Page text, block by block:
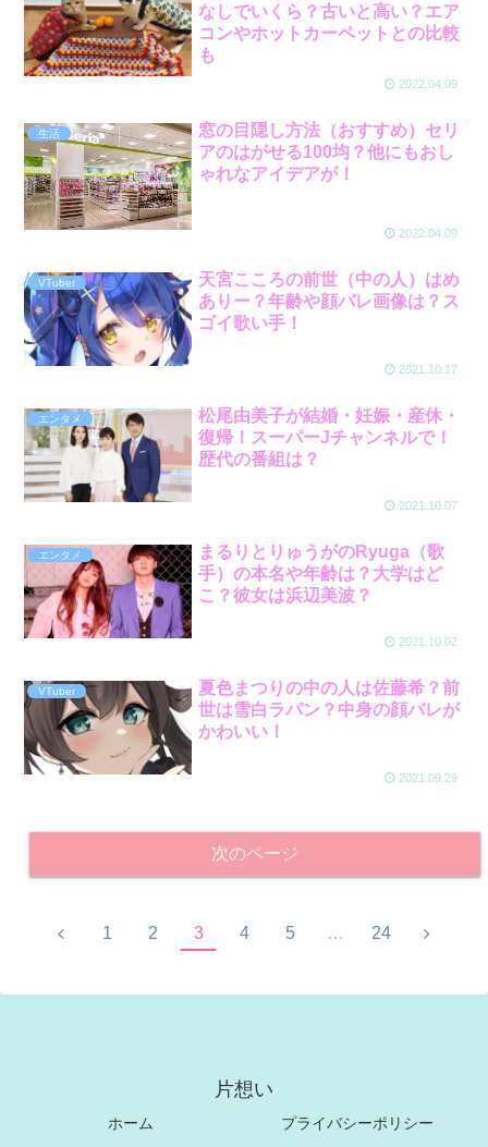
なしでいくら？古いと高い？エア
コンやホットカーペットとの比較
も
2022.04.09
生活
窓の目隠し方法（おすすめ）セリ
アのはがせる100均？他にもおし
ゃれなアイデアが！
2022.04.09
VTuber
天宮こころの前世（中の人）はめ
ありー？年齢や顔バレ画像は？ス
ゴイ歌い手！
2021.10.17
エンタメ
松尾由美子が結婚・妊娠・産休・
復帰！スーパーJチャンネルで！
歴代の番組は？
2021.10.07
エンタメ
まるりとりゅうがのRyuga（歌
手）の本名や年齢は？大学はど
こ？彼女は浜辺美波？
2021.10.02
VTuber
夏色まつりの中の人は佐藤希？前
世は雪白ラパン？中身の顔バレが
かわいい！
2021.09.29
次のページ
1 2 3 4 5 … 24
片想い
ホーム
プライバシーポリシー